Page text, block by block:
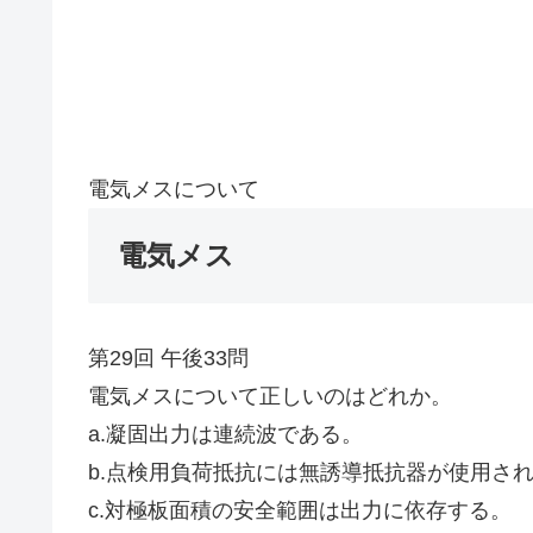
電気メスについて
電気メス
第29回 午後33問
電気メスについて正しいのはどれか。
a.凝固出力は連続波である。
b.点検用負荷抵抗には無誘導抵抗器が使用され
c.対極板面積の安全範囲は出力に依存する。